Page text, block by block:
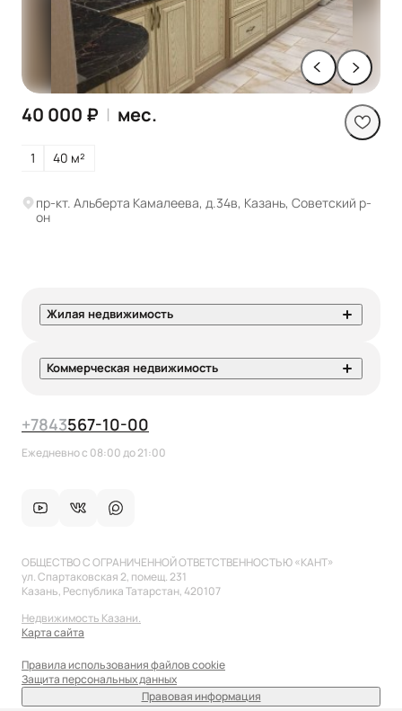
40 000 ₽ | мес.
1 40 м²
пр-кт. Альберта Камалеева, д.34в, Казань, Советский р-
он
Жилая недвижимость
Коммерческая недвижимость
+7843567-10-00
Ежедневно с 08:00 до 21:00
ОБЩЕСТВО С ОГРАНИЧЕННОЙ ОТВЕТСТВЕННОСТЬЮ «КАНТ»
ул. Спартаковская 2, помещ. 231
Казань, Республика Татарстан, 420107
Недвижимость Казани.
Карта сайта
Правила использования файлов cookie
Защита персональных данных
Правовая информация